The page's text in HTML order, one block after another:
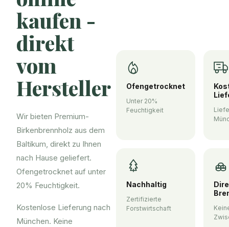
kaufen -
direkt
vom
Hersteller
Wir bieten Premium-
Birkenbrennholz aus dem
Baltikum, direkt zu Ihnen
nach Hause geliefert.
Ofengetrocknet auf unter
20% Feuchtigkeit.
Kostenlose Lieferung nach
München. Keine
Ofengetrocknet
Unter 20%
Feuchtigkeit
Nachhaltig
Zertifizierte
Forstwirtschaft